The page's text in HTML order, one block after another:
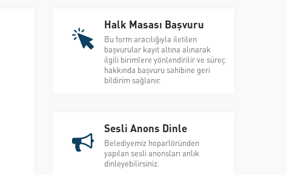
Halk Masası Başvuru
Bu form aracılığıyla iletilen
başvurular kayıt altına alınarak
ilgili birimlere yönlendirilir ve süreç
hakkında başvuru sahibine geri
bildirim sağlanır.
Sesli Anons Dinle
Belediyemiz hoparlöründen
yapılan sesli anonsları anlık
dinleyebilirsiniz.